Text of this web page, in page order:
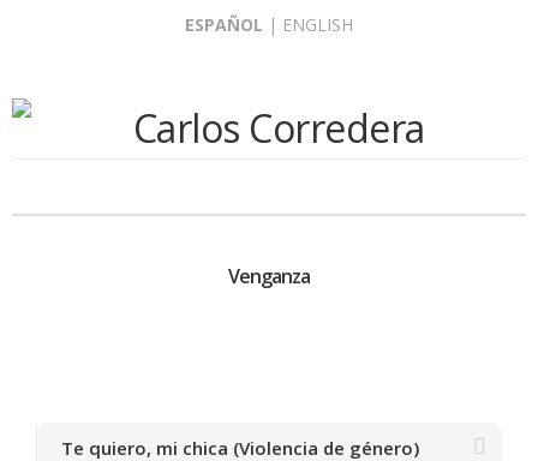
ESPAÑOL | ENGLISH
Venganza
Te quiero, mi chica (Violencia de género)